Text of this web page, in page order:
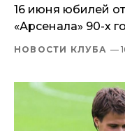
16 июня юбилей
«Арсенала» 90-х
НОВОСТИ КЛУБА —